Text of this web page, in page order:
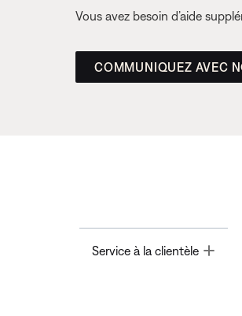
Vous avez besoin d’aide
COMMUNIQUEZ AVEC
Service à la clientèle Toggle